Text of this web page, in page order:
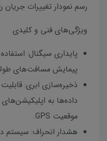
رسم نمودار تغییرات جریان
ویژگی‌های فنی و کلیدی
پایداری سیگنال:
پیمایش مسافت‌های
ذخیره‌سازی ابری:
داده‌ها به
موقعیت GPS.
هشدار انحراف: سیستم